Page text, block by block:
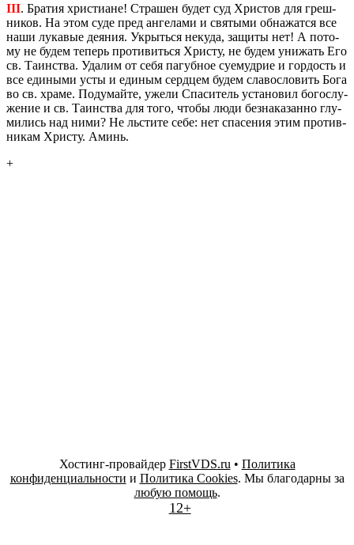
III. Бра­тия хри­сти­ане! Стра­шен будет суд Хри­стов для греш­
ни­ков. На этом суде пред ан­ге­ла­ми и свя­ты­ми об­на­жат­ся все
наши лу­ка­вые де­я­ния. Укрыть­ся неку­да, за­щи­ты нет! А по­то­
му не будем те­перь про­ти­вить­ся Хри­сту, не будем уни­жать Его
св. Та­ин­ства. Уда­лим от себя па­губ­ное су­е­муд­рие и гор­дость и
все еди­ны­ми усты и еди­ным серд­цем будем сла­во­сло­вить Бога
во св. храме. По­ду­май­те, ужели Спа­си­тель уста­но­вил бо­го­слу­
же­ние и св. Та­ин­ства для того, чтобы люди без­на­ка­зан­но глу­
ми­лись над ними? Не льсти­те себе: нет спа­се­ния этим про­тив­
ни­кам Хри­сту. Аминь.
+
Хостинг-провайдер FirstVDS.ru • Политика
конфиденциальности и Политика Cookies. Мы благодарны за
любую помощь.
12+